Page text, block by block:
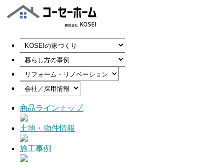
商品ラインナップ
土地・物件情報
施工事例